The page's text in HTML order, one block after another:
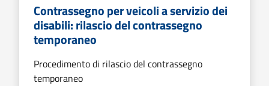
Contrassegno per veicoli a servizio dei
disabili: rilascio del contrassegno
temporaneo
Procedimento di rilascio del contrassegno
temporaneo